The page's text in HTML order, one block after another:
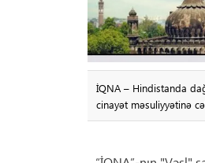
İQNA – Hindistanda
cinayət məsuliyyətinə